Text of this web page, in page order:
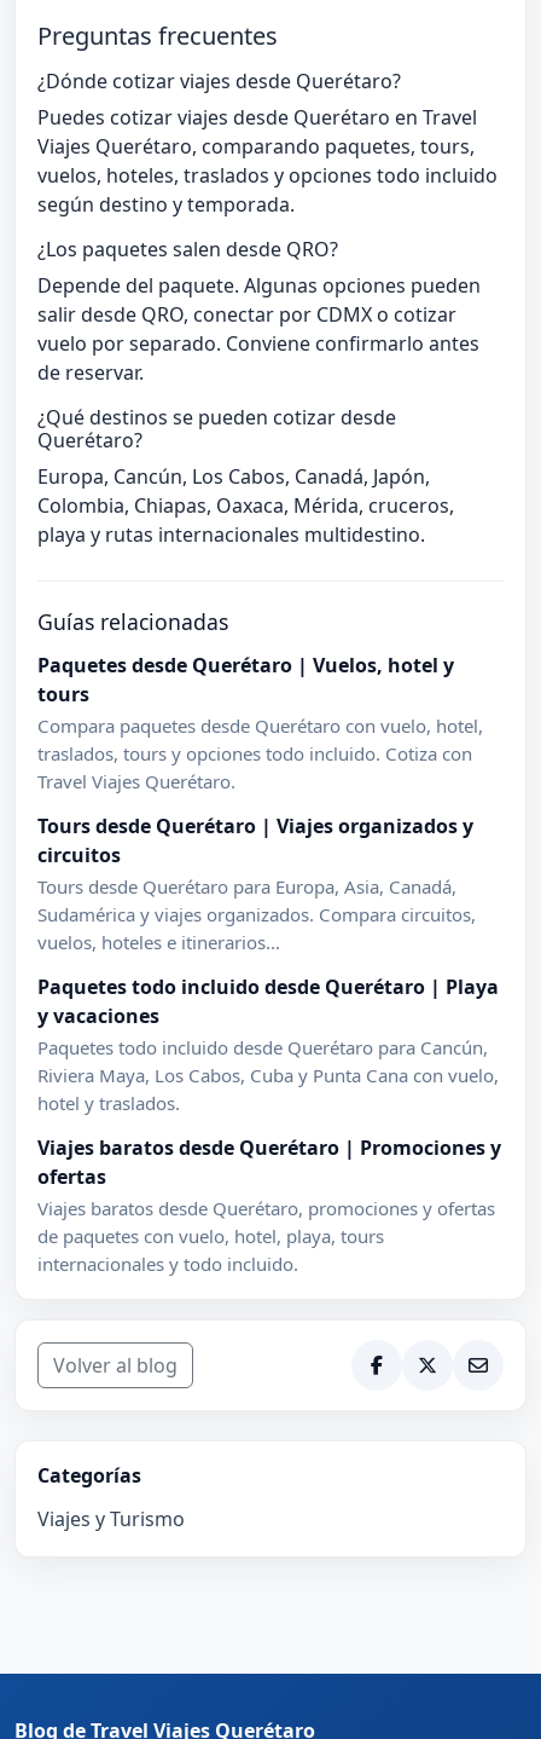
Preguntas frecuentes
¿Dónde cotizar viajes desde Querétaro?
Puedes cotizar viajes desde Querétaro en Travel
Viajes Querétaro, comparando paquetes, tours,
vuelos, hoteles, traslados y opciones todo incluido
según destino y temporada.
¿Los paquetes salen desde QRO?
Depende del paquete. Algunas opciones pueden
salir desde QRO, conectar por CDMX o cotizar
vuelo por separado. Conviene confirmarlo antes
de reservar.
¿Qué destinos se pueden cotizar desde
Querétaro?
Europa, Cancún, Los Cabos, Canadá, Japón,
Colombia, Chiapas, Oaxaca, Mérida, cruceros,
playa y rutas internacionales multidestino.
Guías relacionadas
Paquetes desde Querétaro | Vuelos, hotel y
tours
Compara paquetes desde Querétaro con vuelo, hotel,
traslados, tours y opciones todo incluido. Cotiza con
Travel Viajes Querétaro.
Tours desde Querétaro | Viajes organizados y
circuitos
Tours desde Querétaro para Europa, Asia, Canadá,
Sudamérica y viajes organizados. Compara circuitos,
vuelos, hoteles e itinerarios...
Paquetes todo incluido desde Querétaro | Playa
y vacaciones
Paquetes todo incluido desde Querétaro para Cancún,
Riviera Maya, Los Cabos, Cuba y Punta Cana con vuelo,
hotel y traslados.
Viajes baratos desde Querétaro | Promociones y
ofertas
Viajes baratos desde Querétaro, promociones y ofertas
de paquetes con vuelo, hotel, playa, tours
internacionales y todo incluido.
Volver al blog
Categorías
Viajes y Turismo
Blog de Travel Viajes Querétaro